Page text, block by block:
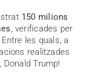
150 milions
, verificades per
les quals, a
realitzades
, Donald Trump!